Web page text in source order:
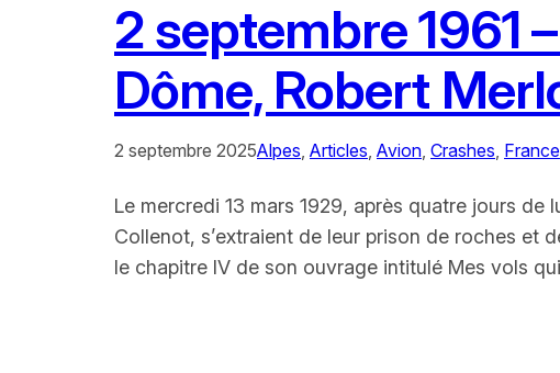
2 septembre 1961
Dôme, Robert
2 septembre 2025Alpes, Articles, Avion, Crashes, France
Le mercredi 13 mars 1929, après quatre jours
Collenot, s’extraient de leur prison de roches et
le chapitre IV de son ouvrage intitulé Mes vols